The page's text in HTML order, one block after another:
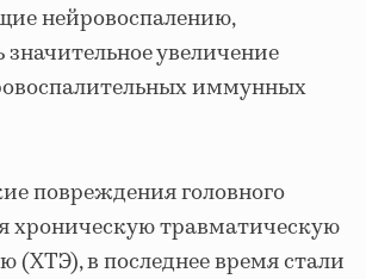
нейровоспалению,
увеличение
иммунных
повреждения головного
хроническую травматическую
(ХТЭ), в последнее время стали